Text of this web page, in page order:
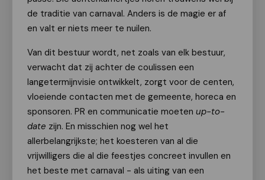
de traditie van carnaval. Anders is de magie er af
en valt er niets meer te nuilen.
Van dit bestuur wordt, net zoals van elk bestuur,
verwacht dat zij achter de coulissen een
langetermijnvisie ontwikkelt, zorgt voor de centen,
vloeiende contacten met de gemeente, horeca en
sponsoren. PR en communicatie moeten up-to-
date zijn. En misschien nog wel het
allerbelangrijkste; het koesteren van al die
vrijwilligers die al die feestjes concreet invullen en
het beste met carnaval - als uiting van een